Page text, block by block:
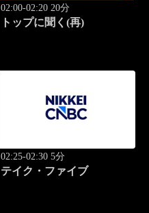
02:00-02:20 20分
トップに聞く(再)
02:25-02:30 5分
テイク・ファイブ